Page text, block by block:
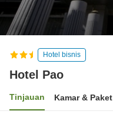
Hotel bisnis
Hotel Pao
Tinjauan Kamar & Paket